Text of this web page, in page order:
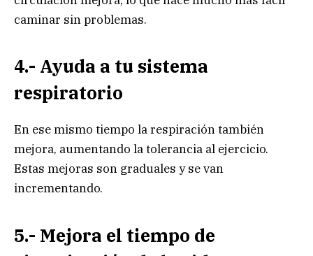
caminar sin problemas.
4.- Ayuda a tu sistema
respiratorio
En ese mismo tiempo la respiración también
mejora, aumentando la tolerancia al ejercicio.
Estas mejoras son graduales y se van
incrementando.
5.- Mejora el tiempo de